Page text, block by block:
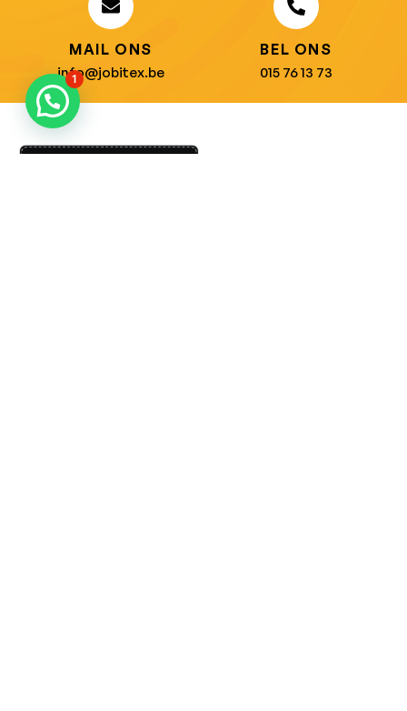
MAIL ONS
info@jobitex.be
BEL ONS
015 76 13 73
1